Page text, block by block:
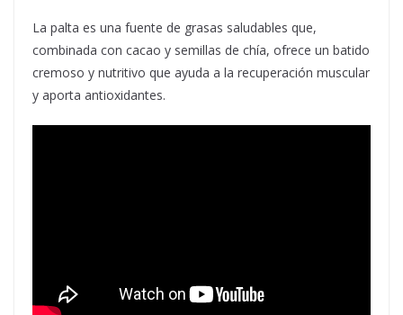
La palta es una fuente de grasas saludables que,
combinada con cacao y semillas de chía, ofrece un batido
cremoso y nutritivo que ayuda a la recuperación muscular
y aporta antioxidantes.